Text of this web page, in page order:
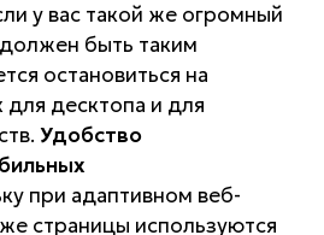
у вас такой же огромный
должен быть таким
остановиться на
для десктопа и для
Удобство
при адаптивном веб-
страницы используются